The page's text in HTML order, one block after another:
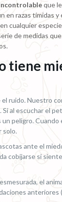
que
en razas tímidas y
cualquier
de medidas
tiene
el ruido. Nuestro
al escuchar el
peligro. Cuando
solo.
ante el
cobijarse si
el
anteriores